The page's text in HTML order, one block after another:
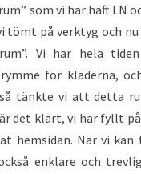
som vi har haft LN
tömt på verktyg och nu
Vi har hela
för kläderna,
tänkte vi att detta
det klart, vi har fyllt
hemsidan. När vi
enklare och